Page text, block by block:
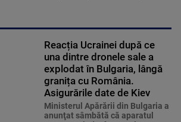
Reacția Ucrainei după ce
una dintre dronele sale a
explodat în Bulgaria, lângă
granița cu România.
Asigurările date de Kiev
Ministerul Apărării din Bulgaria a
anunţat sâmbătă că aparatul